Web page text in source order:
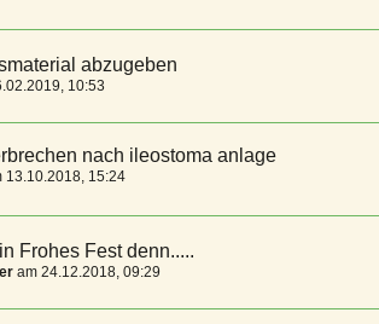
abzugeben
10:53
nach ileostoma anlage
13.10.2018, 15:24
Frohes Fest denn.....
am 24.12.2018, 09:29